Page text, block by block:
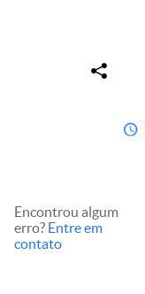
Encontrou algum
erro? Entre em
contato